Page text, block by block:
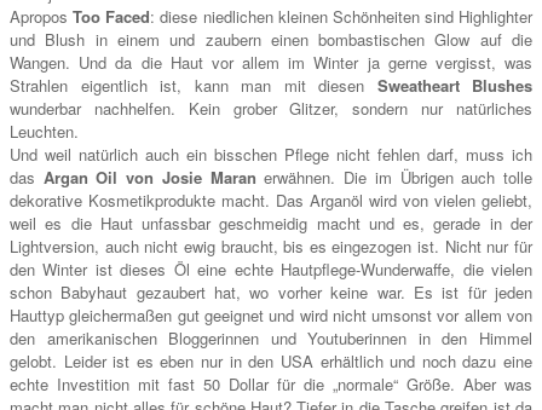
AproposToo Faced: diese niedlichen kleinen Schönheiten sind Highlighter
und Blush in einem und zaubern einen bombastischen Glow auf die
Wangen. Und da die Haut vor allem im Winter ja gerne vergisst, was
Strahlen eigentlich ist, kann man mit diesen Sweatheart Blushes
wunderbar nachhelfen. Kein grober Glitzer, sondern nur natürliches
Leuchten.
Und weil natürlich auch ein bisschen Pflege nicht fehlen darf, muss ich
das Argan Oil von Josie Maran erwähnen. Die im Übrigen auch tolle
dekorative Kosmetikprodukte macht. Das Arganöl wird von vielen geliebt,
weil es die Haut unfassbar geschmeidig macht und es, gerade in der
Lightversion, auch nicht ewig braucht, bis es eingezogen ist. Nicht nur für
den Winter ist dieses Öl eine echte Hautpflege-Wunderwaffe, die vielen
schon Babyhaut gezaubert hat, wo vorher keine war. Es ist für jeden
Hauttyp gleichermaßen gut geeignet und wird nicht umsonst vor allem von
den amerikanischen Bloggerinnen und Youtuberinnen in den Himmel
gelobt. Leider ist es eben nur in den USA erhältlich und noch dazu eine
echte Investition mit fast 50 Dollar für die „normale“ Größe. Aber was